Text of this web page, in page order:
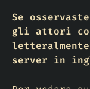
Se
gli attori
server in